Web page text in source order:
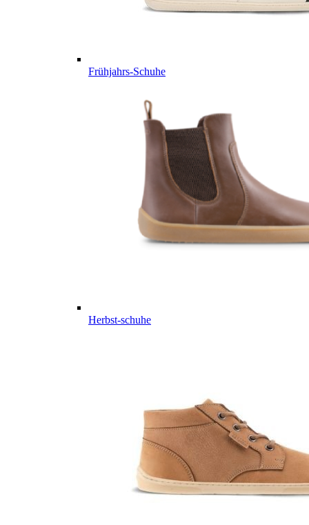
Frühjahrs-Schuhe
Herbst-schuhe